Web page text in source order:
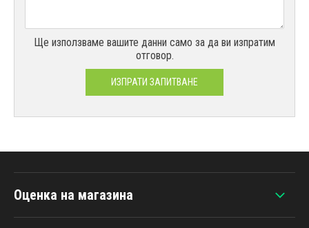
Ще използваме вашите данни само за да ви изпратим
отговор.
ИЗПРАТИ ЗАПИТВАНЕ
Оценка на магазина